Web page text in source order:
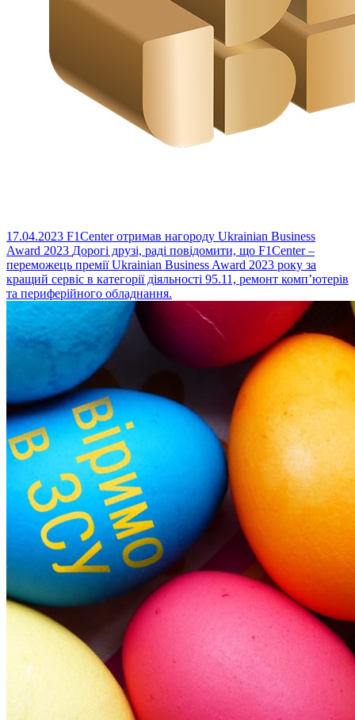
17.04.2023 F1Center отримав нагороду Ukrainian Business
Award 2023 Дорогі друзі, раді повідомити, що F1Center –
переможець премії Ukrainian Business Award 2023 року за
кращий сервіс в категорії діяльності 95.11, ремонт комп’ютерів
та периферійного обладнання.